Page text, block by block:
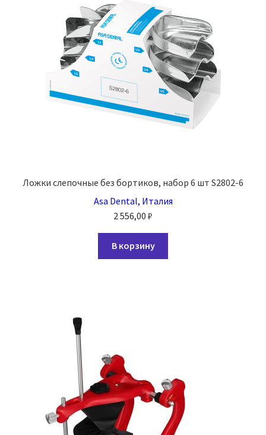
Ложки слепочные без бортиков, набор 6 шт S2802-6
Asa Dental, Италия
2 556,00 ₽
В корзину